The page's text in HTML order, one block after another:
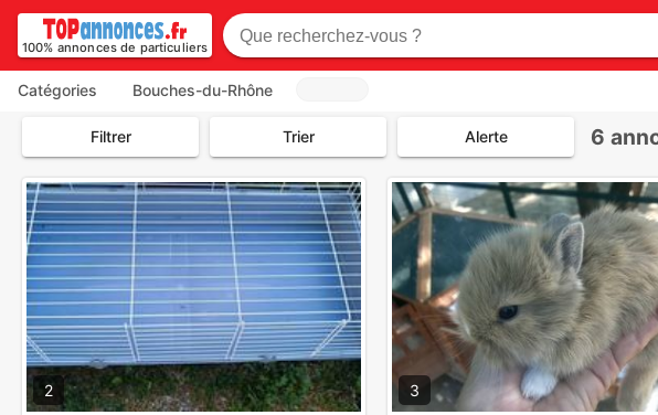
100% annonces de particuliers
Catégories Bouches-du-Rhône
Filtrer Trier Alerte 6
2 3